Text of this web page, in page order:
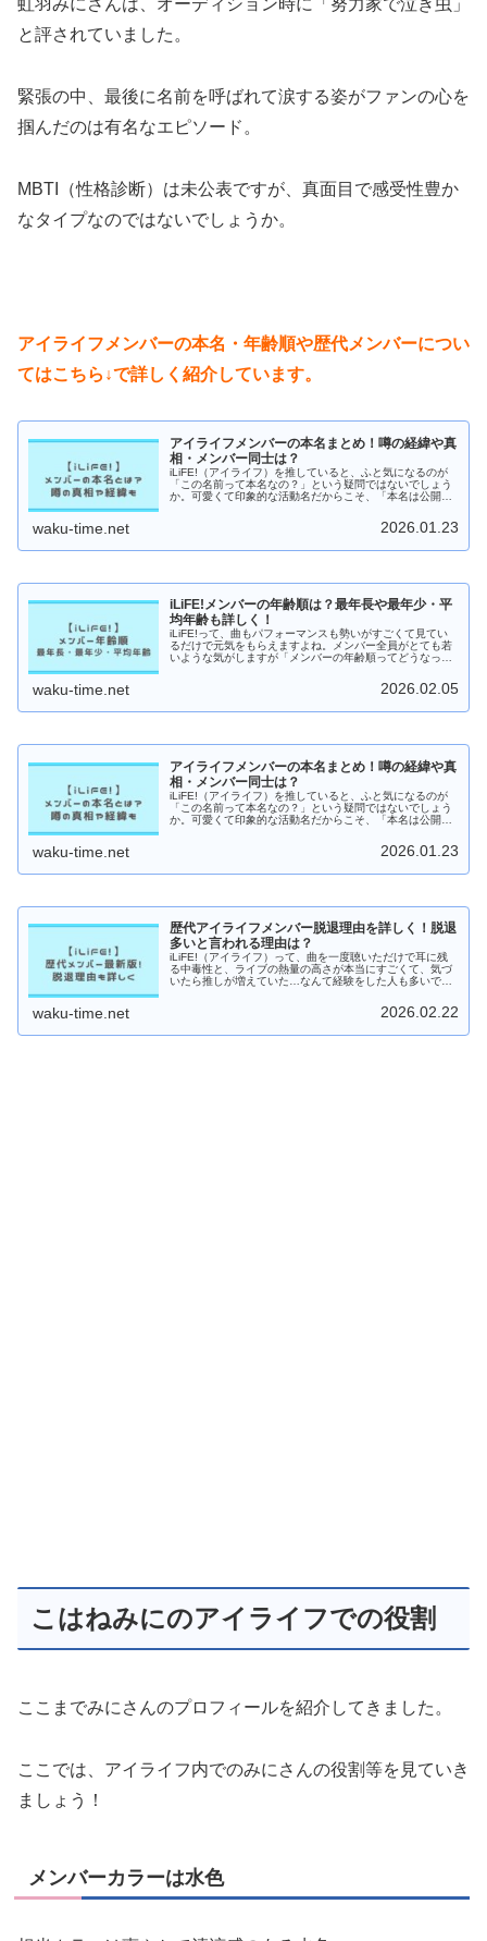
虹羽みにさんは、オーディション時に「努力家で泣き虫」
と評されていました。
緊張の中、最後に名前を呼ばれて涙する姿がファンの心を
掴んだのは有名なエピソード。
MBTI（性格診断）は未公表ですが、真面目で感受性豊か
なタイプなのではないでしょうか。
アイライフメンバーの本名・年齢順や歴代メンバーについ
てはこちら↓で詳しく紹介しています。
アイライフメンバーの本名まとめ！噂の経緯や真
相・メンバー同士は？
iLiFE!（アイライフ）を推していると、ふと気になるのが
「この名前って本名なの？」という疑問ではないでしょう
か。可愛くて印象的な活動名だからこそ、「本名は公開さ
waku-time.net 2026.01.23
iLiFE!メンバーの年齢順は？最年長や最年少・平
均年齢も詳しく！
iLiFE!って、曲もパフォーマンスも勢いがすごくて見てい
るだけで元気をもらえますよね。メンバー全員がとても若
いような気がしますが「メンバーの年齢順ってどうなって
waku-time.net 2026.02.05
アイライフメンバーの本名まとめ！噂の経緯や真
相・メンバー同士は？
iLiFE!（アイライフ）を推していると、ふと気になるのが
「この名前って本名なの？」という疑問ではないでしょう
か。可愛くて印象的な活動名だからこそ、「本名は公開さ
waku-time.net 2026.01.23
歴代アイライフメンバー脱退理由を詳しく！脱退
多いと言われる理由は？
iLiFE!（アイライフ）って、曲を一度聴いただけで耳に残
る中毒性と、ライブの熱量の高さが本当にすごくて、気づ
いたら推しが増えていた…なんて経験をした人も多いです
waku-time.net 2026.02.22
こはねみにのアイライフでの役割
ここまでみにさんのプロフィールを紹介してきました。
ここでは、アイライフ内でのみにさんの役割等を見ていき
ましょう！
メンバーカラーは水色